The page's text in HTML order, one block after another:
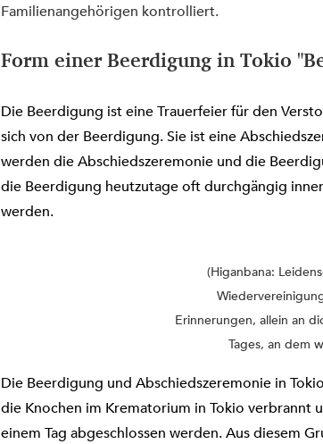
Familienangehörigen kontrolliert.
Form einer Beerdigung in Tokio
Die Beerdigung ist eine Trauerfeier für den
sich von der Beerdigung. Sie ist eine
werden die Abschiedszeremonie und die
die Beerdigung heutzutage oft durchgängig
werden.
(Higanbana:
Erinnerungen, allein an
Tages, an dem
Die Beerdigung und Abschiedszeremonie in
die Knochen im Krematorium in Tokio verbrannt
einem Tag abgeschlossen werden. Aus diesem